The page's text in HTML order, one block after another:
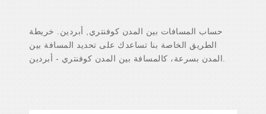
حساب المسافات بين المدن كوفنتري, أبردين. خريطة
الطريق الخاصة بنا تساعدك على تحديد المسافة بين